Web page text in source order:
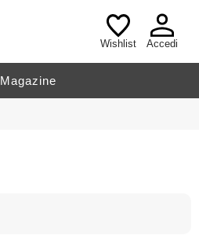
Wishlist Accedi
Magazine